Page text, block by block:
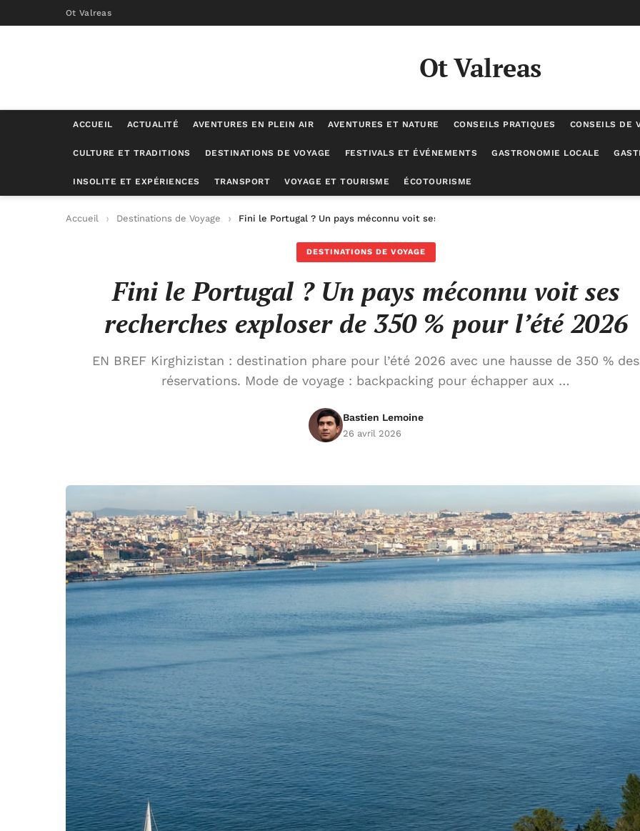
Ot Valreas
Ot Valreas
ACCUEIL ACTUALITÉ AVENTURES EN PLEIN AIR AVENTURES ET NATURE CONSEILS PRATIQUES CONSEILS DE
CULTURE ET TRADITIONS DESTINATIONS DE VOYAGE FESTIVALS ET ÉVÉNEMENTS GASTRONOMIE LOCALE
INSOLITE ET EXPÉRIENCES TRANSPORT VOYAGE ET TOURISME ÉCOTOURISME
Accueil Destinations de Voyage Fini le Portugal ? Un pays méconnu voit ses recherches exploser de 350 % pour l’été
DESTINATIONS DE VOYAGE
Fini le Portugal ? Un pays méconnu voit ses
recherches exploser de 350 % pour l’été 2026
EN BREF Kirghizistan : destination phare pour l’été 2026 avec une hausse de 350 % des
réservations. Mode de voyage : backpacking pour échapper aux …
Bastien Lemoine
26 avril 2026